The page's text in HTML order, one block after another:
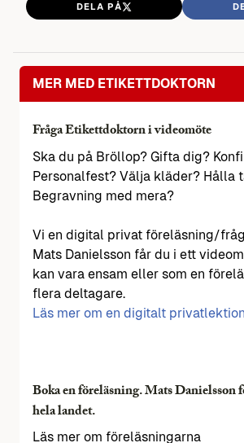
DELA PÅ
MER MED ETIKETTDOKTORN
Fråga Etikettdoktorn i videomöte
Ska du på Bröllop? Gifta dig?
Personalfest? Välja kläder? Hålla
Begravning med mera?
Vi en digital privat föreläsning/
Mats Danielsson får du i ett
kan vara ensam eller som en
flera deltagare.
Läs mer om en digitalt privatlektion
Boka en föreläsning. Mats Danielsson
hela landet.
Läs mer om föreläsningarna